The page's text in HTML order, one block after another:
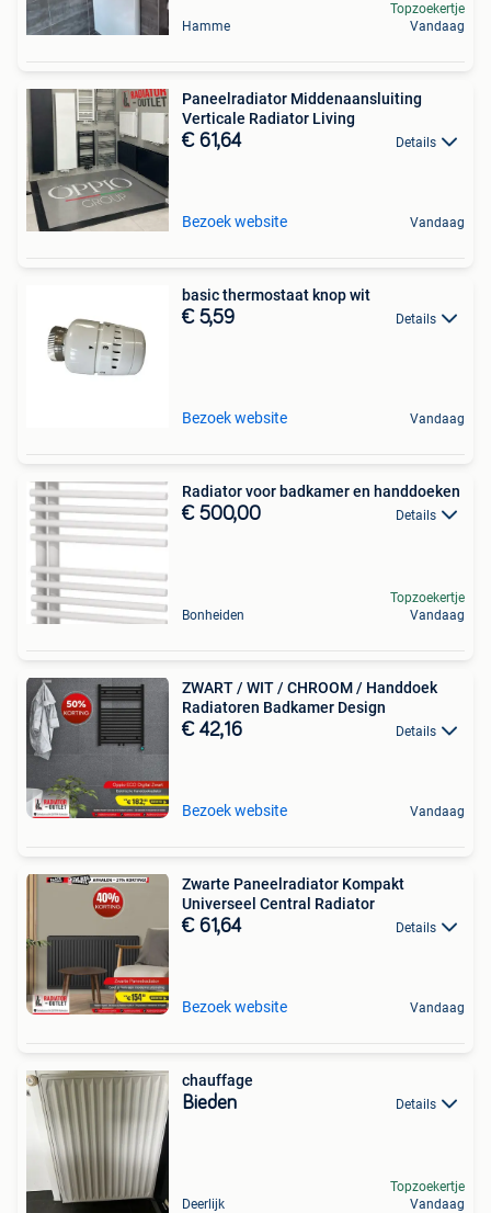
Hamme
Topzoekertje
Vandaag
Paneelradiator Middenaansluiting
Verticale Radiator Living
€ 61,64 Details
Bezoek website Vandaag
basic thermostaat knop wit
€ 5,59 Details
Bezoek website Vandaag
Radiator voor badkamer en handdoeken
€ 500,00 Details
Bonheiden
Topzoekertje
Vandaag
ZWART / WIT / CHROOM / Handdoek
Radiatoren Badkamer Design
€ 42,16 Details
Bezoek website Vandaag
Zwarte Paneelradiator Kompakt
Universeel Central Radiator
€ 61,64 Details
Bezoek website Vandaag
chauffage
Bieden Details
Deerlijk
Topzoekertje
Vandaag